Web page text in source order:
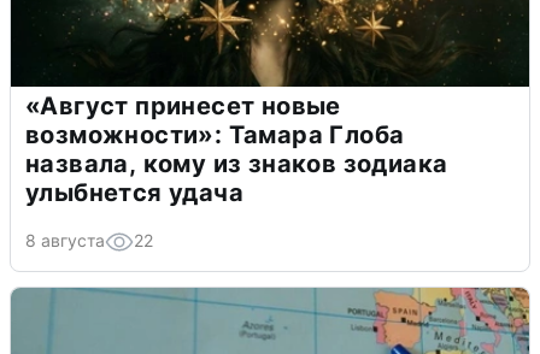
«Август принесет новые
возможности»: Тамара Глоба
назвала, кому из знаков зодиака
улыбнется удача
8 августа 22